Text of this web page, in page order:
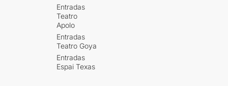
Entradas
Teatro
Apolo
Entradas
Teatro Goya
Entradas
Espai Texas